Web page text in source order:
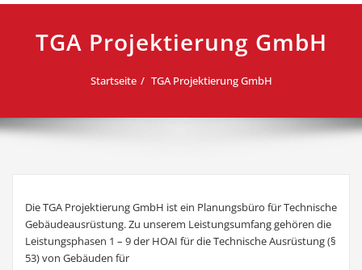
TGA Projektierung GmbH
Startseite TGA Projektierung GmbH
Die TGA Projektierung GmbH ist ein Planungsbüro für Technische
Gebäudeausrüstung. Zu unserem Leistungsumfang gehören die
Leistungsphasen 1 – 9 der HOAI für die Technische Ausrüstung (§
53) von Gebäuden für